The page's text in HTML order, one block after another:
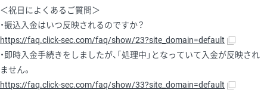
＜祝日によくあるご質問＞
・振込入金はいつ反映されるのですか？
https://faq.click-sec.com/faq/show/23?site_domain=default
・即時入金手続きをしましたが、「処理中」となっていて入金が反映され
ません。
https://faq.click-sec.com/faq/show/33?site_domain=default